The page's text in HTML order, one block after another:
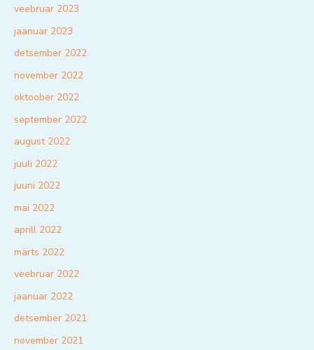
veebruar 2023
jaanuar 2023
detsember 2022
november 2022
oktoober 2022
september 2022
august 2022
juuli 2022
juuni 2022
mai 2022
aprill 2022
märts 2022
veebruar 2022
jaanuar 2022
detsember 2021
november 2021